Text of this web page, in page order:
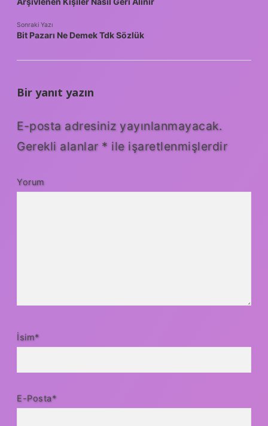
Sonraki Yazı
Bit Pazarı Ne Demek Tdk Sözlük
Bir yanıt yazın
E-posta adresiniz yayınlanmayacak.
Gerekli alanlar * ile işaretlenmişlerdir
Yorum
İsim*
E-Posta*